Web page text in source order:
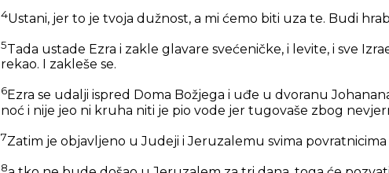
4Ustani, jer to je tvoja dužnost, a mi ćemo biti uza te. Budi
5Tada ustade Ezra i zakle glavare svećeničke, i levite, i sve
rekao. I zakleše se.
6Ezra se udalji ispred Doma Božjega i uđe u dvoranu
noć i nije jeo ni kruha niti je pio vode jer tugovaše zbog
7Zatim je objavljeno u Judeji i Jeruzalemu svima
8